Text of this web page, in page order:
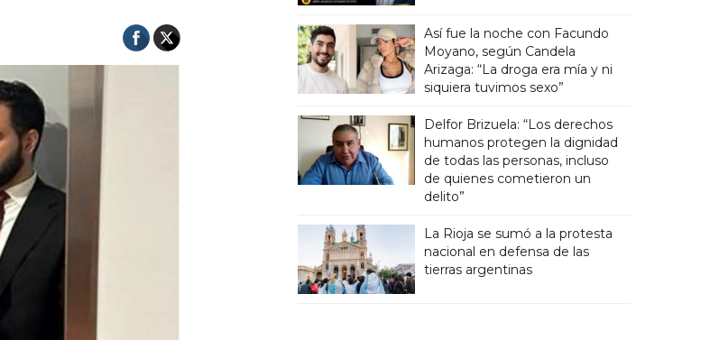
Así fue la noche con Facundo
Moyano, según Candela
Arizaga: “La droga era mía y ni
siquiera tuvimos sexo”
Delfor Brizuela: “Los derechos
humanos protegen la dignidad
de todas las personas, incluso
de quienes cometieron un
delito”
La Rioja se sumó a la protesta
nacional en defensa de las
tierras argentinas